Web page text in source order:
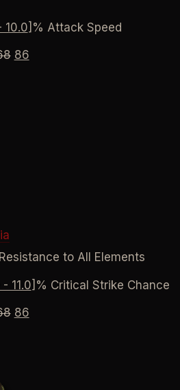
10.0]% Attack Speed
86
Resistance to All Elements
- 11.0]% Critical Strike Chance
86